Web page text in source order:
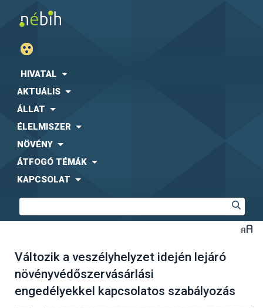
HIVATAL
AKTUÁLIS
ÁLLAT
ÉLELMISZER
NÖVÉNY
ÁTFOGÓ TÉMÁK
KAPCSOLAT
Változik a veszélyhelyzet idején lejáró
növényvédőszervásárlási
engedélyekkel kapcsolatos szabályozás